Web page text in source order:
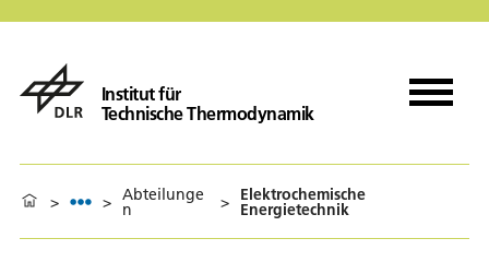
Institut für
Technische Thermodynamik
> > Abteilunge
n > Elektrochemische
Energietechnik